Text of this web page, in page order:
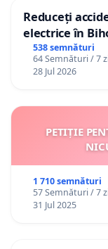
Reduceți
electrice în
538 semnături
64 Semnături / 7
28 Jul 2026
PETIȚIE
1 710 semnături
57 Semnături / 7
31 Jul 2025